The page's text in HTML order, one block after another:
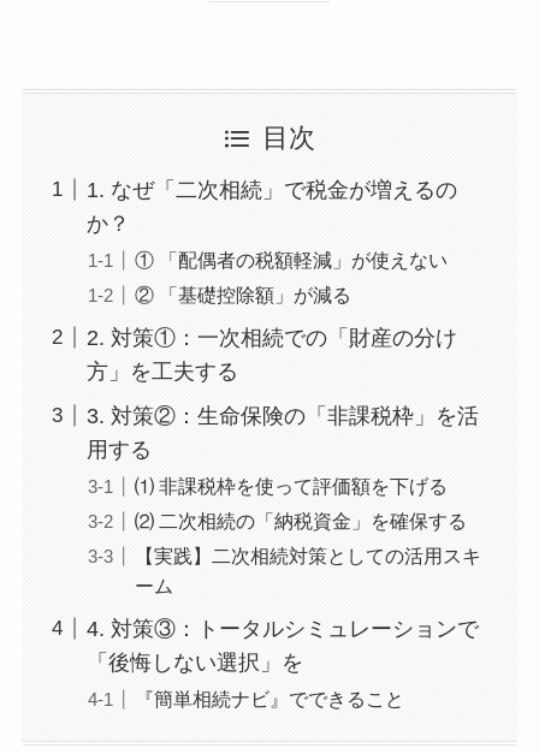
目次
1. なぜ「二次相続」で税金が増えるの
か？
① 「配偶者の税額軽減」が使えない
② 「基礎控除額」が減る
2. 対策①：一次相続での「財産の分け
方」を工夫する
3. 対策②：生命保険の「非課税枠」を活
用する
⑴ 非課税枠を使って評価額を下げる
⑵ 二次相続の「納税資金」を確保する
【実践】二次相続対策としての活用スキ
ーム
4. 対策③：トータルシミュレーションで
「後悔しない選択」を
『簡単相続ナビ』でできること